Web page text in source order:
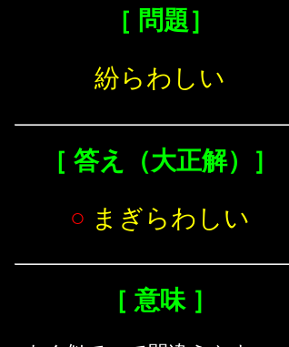
［ 問題］
紛らわしい
［ 答え（大正解）］
○ まぎらわしい
［ 意味 ］